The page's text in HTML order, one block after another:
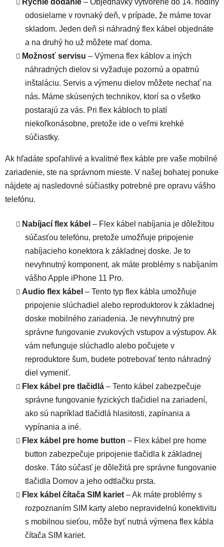
Rýchle dodanie – Objednávky vytvorené do 14. hodiny
odosielame v rovnaký deň, v prípade, že máme tovar
skladom. Jeden deň si náhradný flex kábel objednáte
a na druhý ho už môžete mať doma.
Možnosť servisu – Výmena flex káblov a iných
náhradných dielov si vyžaduje pozornú a opatrnú
inštaláciu. Servis a výmenu dielov môžete nechať na
nás. Máme skúsených technikov, ktorí sa o všetko
postarajú za vás. Pri flex kábloch to platí
niekoľkonásobne, pretože ide o veľmi krehké
súčiastky.
Ak hľadáte spoľahlivé a kvalitné flex káble pre vaše mobilné
zariadenie, ste na správnom mieste. V našej bohatej ponuke
nájdete aj nasledovné súčiastky potrebné pre opravu vášho
telefónu.
Nabíjací flex kábel – Flex kábel nabíjania je dôležitou
súčasťou telefónu, pretože umožňuje pripojenie
nabíjacieho konektora k základnej doske. Je to
nevyhnutný komponent, ak máte problémy s nabíjaním
vášho Apple iPhone 11 Pro.
Audio flex kábel – Tento typ flex kábla umožňuje
pripojenie slúchadiel alebo reproduktorov k základnej
doske mobilného zariadenia. Je nevyhnutný pre
správne fungovanie zvukových vstupov a výstupov. Ak
vám nefunguje slúchadlo alebo počujete v
reproduktore šum, budete potrebovať tento náhradný
diel vymeniť.
Flex kábel pre tlačidlá – Tento kábel zabezpečuje
správne fungovanie fyzických tlačidiel na zariadení,
ako sú napríklad tlačidlá hlasitosti, zapínania a
vypínania a iné.
Flex kábel pre home button – Flex kábel pre home
button zabezpečuje pripojenie tlačidla k základnej
doske. Táto súčasť je dôležitá pre správne fungovanie
tlačidla Domov a jeho odtlačku prsta.
Flex kábel čítača SIM kariet – Ak máte problémy s
rozpoznaním SIM karty alebo nepravidelnú konektivitu
s mobilnou sieťou, môže byť nutná výmena flex kábla
čítača SIM kariet.